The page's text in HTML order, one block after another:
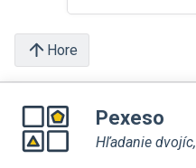
Hore
Pexeso
Hľadanie